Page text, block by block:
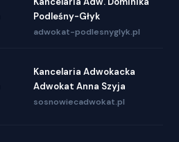
Podleśny-Głyk
adwokat-podlesnyglyk.pl
Kancelaria Adwokacka
Adwokat Anna Szyja
sosnowiecadwokat.pl